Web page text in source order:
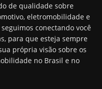
de qualidade sobre
eletromobilidade e
conectando você
para que esteja sempre
própria visão sobre os
no Brasil e no